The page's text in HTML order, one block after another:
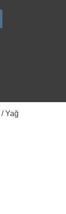
/Yağ